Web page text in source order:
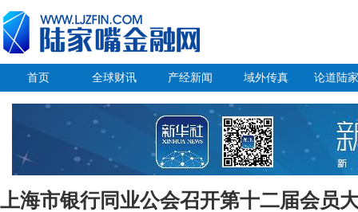
首页 全球财讯 产经新闻 域外传真 论道陆
上海市银行同业公会召开第十二届会员